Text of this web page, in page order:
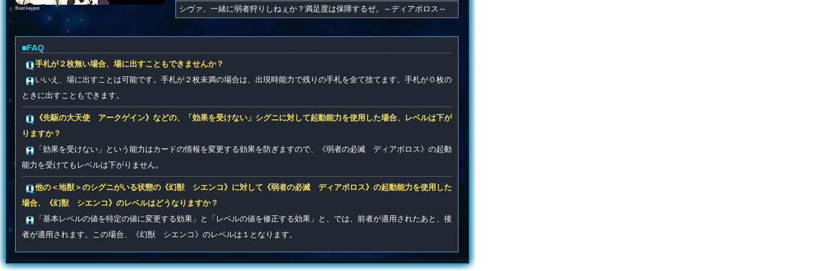
Illust keypot シヴァ、一緒に弱者狩りしねぇか？満足度は保障するぜ。～ディアボロス～
■FAQ
手札が２枚無い場合、場に出すこともできませんか？
いいえ、場に出すことは可能です。手札が２枚未満の場合は、出現時能力で残りの手札を全て捨てます。手札が０枚の
ときに出すこともできます。
《先駆の大天使 アークゲイン》などの、「効果を受けない」シグニに対して起動能力を使用した場合、レベルは下が
りますか？
「効果を受けない」という能力はカードの情報を変更する効果を防ぎますので、《弱者の必滅 ディアボロス》の起動
能力を受けてもレベルは下がりません。
他の＜地獣＞のシグニがいる状態の《幻獣 シエンコ》に対して《弱者の必滅 ディアボロス》の起動能力を使用した
場合、《幻獣 シエンコ》のレベルはどうなりますか？
「基本レベルの値を特定の値に変更する効果」と「レベルの値を修正する効果」と、では、前者が適用されたあと、後
者が適用されます。この場合、《幻獣 シエンコ》のレベルは１となります。